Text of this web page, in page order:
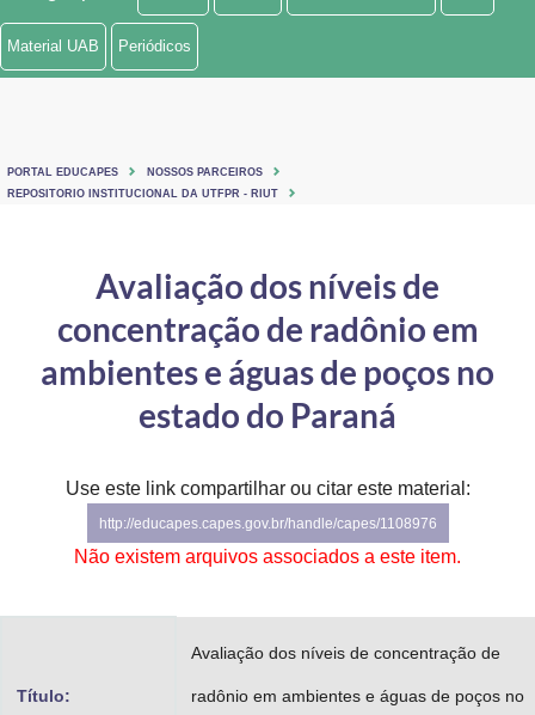
Ministério de Minas e Energia
Ministério do Turismo
Controladoria-Geral da União
Ministério da Mulher, da Família e dos Direitos Humanos
Gabinete de Segurança Institucional
Advocacia-Geral da União
Material UAB Periódicos
PORTAL EDUCAPES
NOSSOS PARCEIROS
REPOSITORIO INSTITUCIONAL DA UTFPR - RIUT
Avaliação dos níveis de
concentração de radônio em
ambientes e águas de poços no
estado do Paraná
Use este link compartilhar ou citar este material:
http://educapes.capes.gov.br/handle/capes/1108976
Não existem arquivos associados a este item.
Título:
Avaliação dos níveis de concentração de
radônio em ambientes e águas de poços no